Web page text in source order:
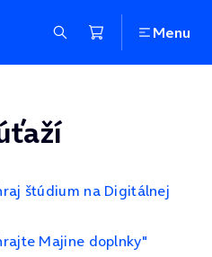
Menu
štúdium na Digitálnej
Majine doplnky"